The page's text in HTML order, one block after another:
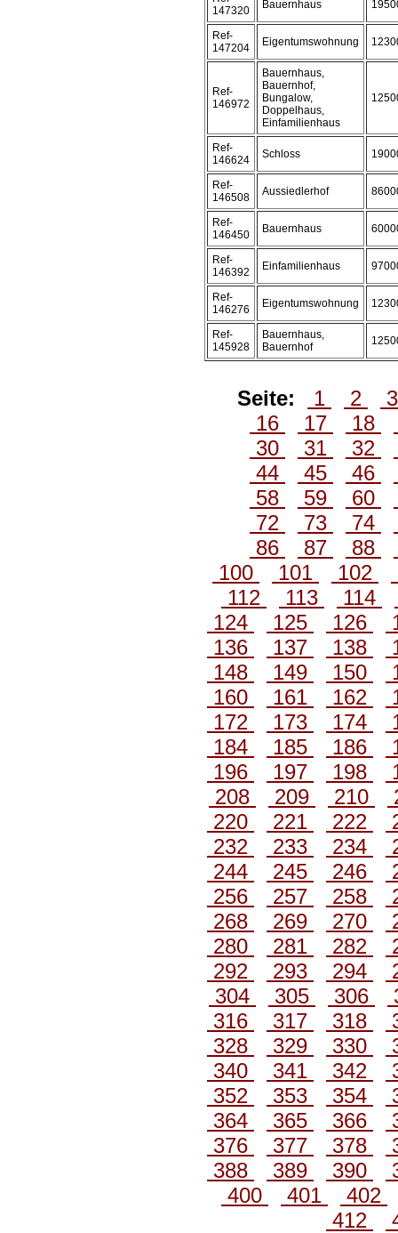
147320
Bauernhaus
Ref-
147204
Eigentumswohnung
Ref-
146972
Bauernhaus,
Bauernhof,
Bungalow,
Doppelhaus,
Einfamilienhaus
Ref-
146624
Schloss
Ref-
146508
Aussiedlerhof
Ref-
146450
Bauernhaus
Ref-
146392
Einfamilienhaus
Ref-
146276
Eigentumswohnung
Ref-
145928
Bauernhaus,
Bauernhof
Seite: 1 2
16
17 18
30
31 32
44
45 46
58
59 60
72
73 74
86
87 88
100
101 102
112
113 114
124
125 126
136
137 138
148
149 150
160
161 162
172
173 174
184
185 186
196
197 198
208
209 210
220
221 222
232
233 234
244
245 246
256
257 258
268
269 270
280
281 282
292
293 294
304
305 306
316
317 318
328
329 330
340
341 342
352
353 354
364
365 366
376
377 378
388
389 390
400
401
402
412